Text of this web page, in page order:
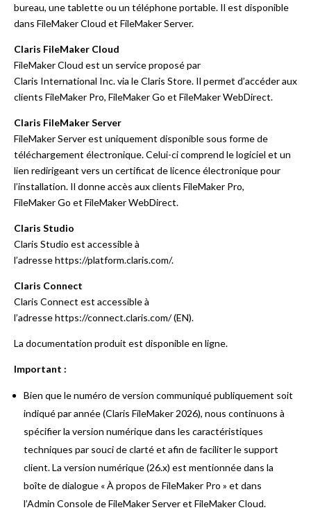
bureau, une tablette ou un téléphone portable. Il est disponible
dans FileMaker Cloud et FileMaker Server.
Claris FileMaker Cloud
FileMaker Cloud est un service proposé par
Claris International Inc. via leClaris Store. Il permet d’accéder aux
clients FileMaker Pro, FileMaker Go et FileMaker WebDirect.
Claris FileMaker Server
FileMaker Server est uniquement disponible sous forme de
téléchargement électronique. Celui-ci comprend le logiciel et un
lien redirigeant vers un certificat de licence électronique pour
l’installation. Il donne accès aux clients FileMaker Pro,
FileMaker Go et FileMaker WebDirect.
Claris Studio
Claris Studio est accessible à
l’adressehttps://platform.claris.com/.
Claris Connect
Claris Connect est accessible à
l’adressehttps://connect.claris.com/ (EN).
La documentation produit est disponible en ligne.
Important :
Bien que le numéro de version communiqué publiquement soit
indiqué par année (Claris FileMaker 2026), nous continuons à
spécifier la version numérique dans les caractéristiques
techniques par souci de clarté et afin de faciliter le support
client. La version numérique (26.x) est mentionnée dans la
boîte de dialogue « À propos de FileMaker Pro » et dans
l’Admin Console de FileMaker Server et FileMaker Cloud.